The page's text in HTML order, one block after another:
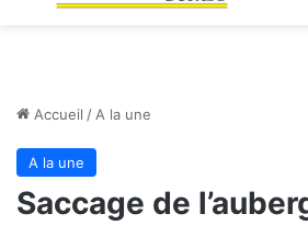
Accueil / A la une
A la une
Saccage de